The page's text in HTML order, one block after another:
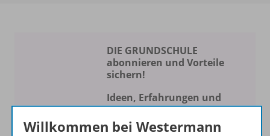
DIE GRUNDSCHULE
abonnieren und Vorteile
sichern!
Ideen, Erfahrungen und
Konzepte für Ihren
Schulalltag
Willkommen bei Westermann